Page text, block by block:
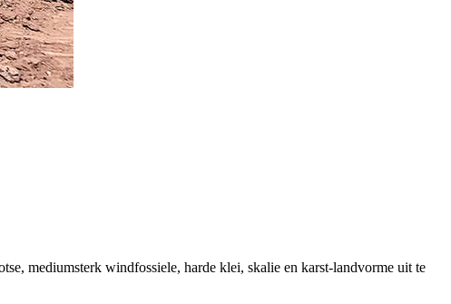
mediumsterk windfossiele, harde klei, skalie en karst-landvorme uit te